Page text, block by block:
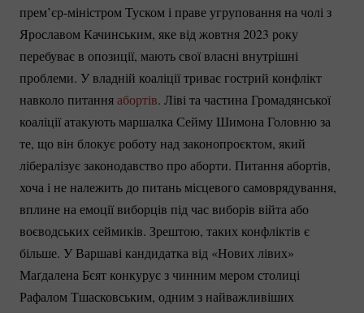
прем’єр-міністромТуском і праве угруповання на чолі з
Ярославом Качинським, яке від жовтня 2023 року
перебуває в опозиції, мають свої власні внутрішні
проблеми. У владній коаліції триває гострий конфлікт
навколо питанняабортів. Ліві та частина Громадянської
коаліції атакують маршалка Сейму Шимона Головню за
те, що він блокує роботу над законопроєктом, який
лібералізує законодавство про аборти. Питання абортів,
хоча і не належить до питань місцевого самоврядування,
вплине на емоції виборців під час виборів війта або
воєводських сеймиків. Зрештою, таких конфліктів є
більше. У Варшаві кандидатка від «Нових лівих»
Маґдалена Бєят конкурує з чинним мером столиці
Рафалом Тшасковським, одним з найважливіших